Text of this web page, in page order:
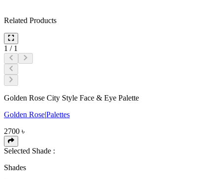
Related Products
1 / 1
Golden Rose City Style Face & Eye Palette
Golden Rose|Palettes
2700 ৳
Selected Shade :
Shades